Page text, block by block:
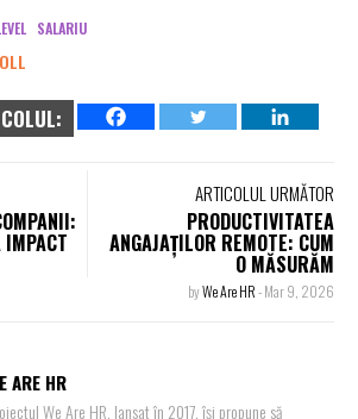
SALARIU
IMPACT
ARTICOLUL URMĂTOR
PRODUCTIVITATEA
ANGAJAȚILOR REMOTE: CUM
O MĂSURĂM
byWe Are HR-Mar 9, 2026
ARE HR
We Are HR, lansat în 2017, își propune să